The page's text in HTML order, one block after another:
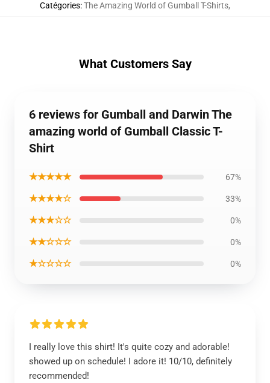
Catégories:The Amazing World of Gumball T-Shirts,
What Customers Say
6 reviews for Gumball and Darwin The
amazing world of Gumball Classic T-
Shirt
★★★★★ 67%
★★★★☆ 33%
★★★☆☆ 0%
★★☆☆☆ 0%
★☆☆☆☆ 0%
I really love this shirt! It's quite cozy and adorable!
showed up on schedule! I adore it! 10/10, definitely
recommended!